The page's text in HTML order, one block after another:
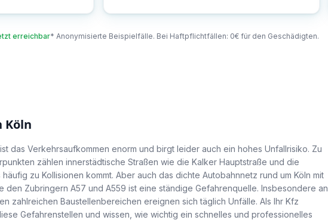
erreichbar* Anonymisierte Beispielfälle. Bei Haftpflichtfällen: 0€ für den Geschädigten.
Köln
das Verkehrsaufkommen enorm und birgt leider auch ein hohes Unfallrisiko. Zu
zählen innerstädtische Straßen wie die Kalker Hauptstraße und die
zu Kollisionen kommt. Aber auch das dichte Autobahnnetz rund um Köln mit
den Zubringern A57 und A559 ist eine ständige Gefahrenquelle. Insbesondere an
zahlreichen Baustellenbereichen ereignen sich täglich Unfälle. Als Ihr Kfz
Gefahrenstellen und wissen, wie wichtig ein schnelles und professionelles